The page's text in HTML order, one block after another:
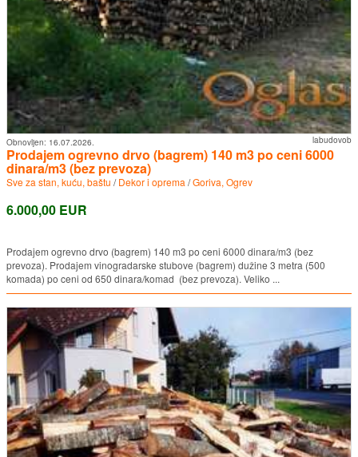
labudovob
Obnovljen: 16.07.2026.
Prodajem ogrevno drvo (bagrem) 140 m3 po ceni 6000
dinara/m3 (bez prevoza)
Sve za stan, kuću, baštu /Dekor i oprema /Goriva, Ogrev
6.000,00 EUR
Prodajem ogrevno drvo (bagrem) 140 m3 po ceni 6000 dinara/m3 (bez
prevoza). Prodajem vinogradarske stubove (bagrem) dužine 3 metra (500
komada) po ceni od 650 dinara/komad (bez prevoza). Veliko ...